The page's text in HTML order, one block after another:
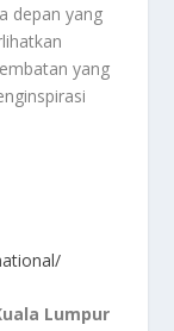
depan yang
yang
Lumpur